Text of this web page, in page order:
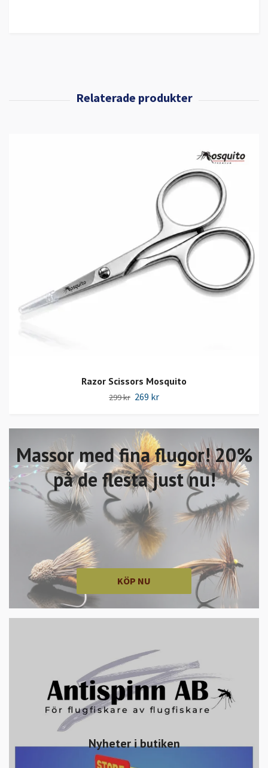
Massor med fina flugor! 20%
på de flesta just nu!
KÖP NU
Nyheter i butiken
Razor Scissors Mosquito
299 kr 269 kr